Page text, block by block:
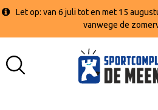
Let op: van 6 juli tot en met 15
vanwege de